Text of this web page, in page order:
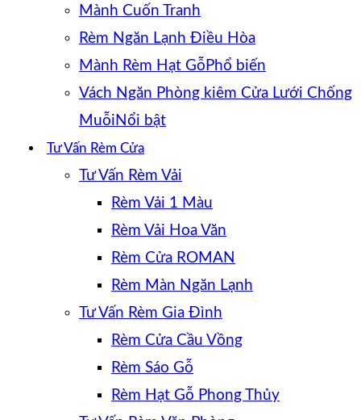
Mành Cuốn Tranh
Rèm Ngăn Lạnh Điều Hòa
Mành Rèm Hạt Gỗ
Vách Ngăn Phòng kiêm Cửa Lưới Chống
Muỗi
Tư Vấn Rèm Cửa
Tư Vấn Rèm Vải
Rèm Vải 1 Màu
Rèm Vải Hoa Văn
Rèm Cửa ROMAN
Rèm Màn Ngăn Lạnh
Tư Vấn Rèm Gia Đình
Rèm Cửa Cầu Vồng
Rèm Sáo Gỗ
Rèm Hạt Gỗ Phong Thủy